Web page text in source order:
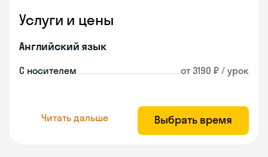
Услуги и цены
Английский язык
С носителем от 3190 ₽ / урок
Читать дальше Выбрать время